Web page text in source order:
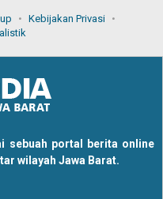
Kebijakan Privasi
sebuah portal berita online
wilayah Jawa Barat.